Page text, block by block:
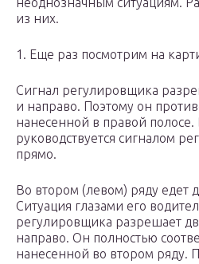
из них.
1. Еще раз посмотрим на
Сигнал регулировщика
и направо. Поэтому он
нанесенной в правой полосе.
руководствуется сигналом
прямо.
Во втором (левом) ряду едет
Ситуация глазами его
регулировщика разрешает
направо. Он полностью
нанесенной во втором ряду.